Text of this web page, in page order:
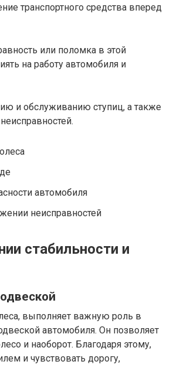
транспортного средства вперед
или поломка в этой
на работу автомобиля и
и обслуживанию ступиц, а также
автомобиля
неисправностей
стабильности и
выполняет важную роль в
автомобиля. Он позволяет
и наоборот. Благодаря этому,
и чувствовать дорогу,